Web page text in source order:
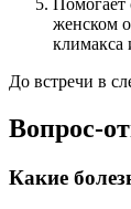
Помогает
женском
климакса
До встречи в
Вопрос-
Какие